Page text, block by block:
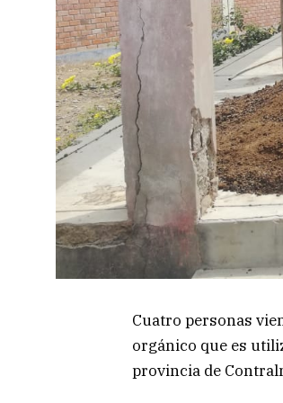
Cuatro personas
orgánico que es
provincia de